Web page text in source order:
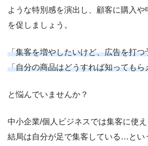
ような特別感を演出し、顧客に購入
を促しましょう。
「集客を増やしたいけど、広告を打
「自分の商品はどうすれば知ってもら
と悩んでいませんか？
中小企業/個人ビジネスでは集客に使え
結局は自分が足で集客している…とい